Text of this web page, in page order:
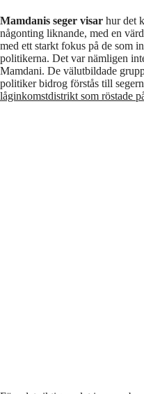
Mamdanis seger visar hur det
någonting liknande, med en
med ett starkt fokus på de som
politikerna. Det var nämligen
Mamdani. De välutbildade
politiker bidrog förstås till
låginkomstdistrikt som röstade